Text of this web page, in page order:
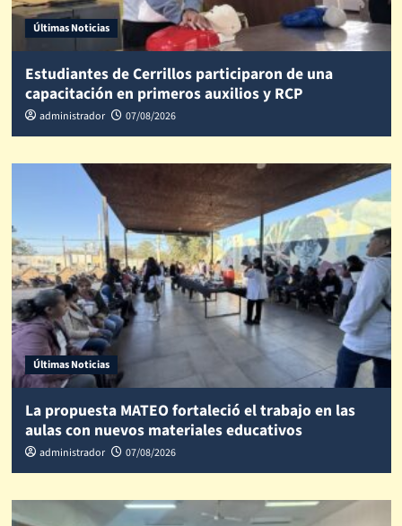
Últimas Noticias
Estudiantes de Cerrillos participaron de una
capacitación en primeros auxilios y RCP
administrador 07/08/2026
Últimas Noticias
La propuesta MATEO fortaleció el trabajo en las
aulas con nuevos materiales educativos
administrador 07/08/2026